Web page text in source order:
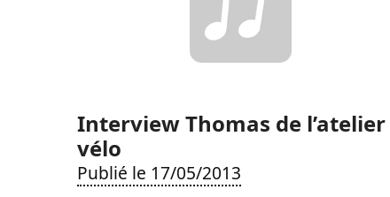
Interview Thomas de l’atelier
vélo
Publié le 17/05/2013